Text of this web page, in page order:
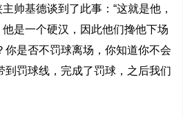
帅基德谈到了此事：“这就是他，
是一个硬汉，因此他们搀他下场
你是否不罚球离场，你知道你不会
到罚球线，完成了罚球，之后我们